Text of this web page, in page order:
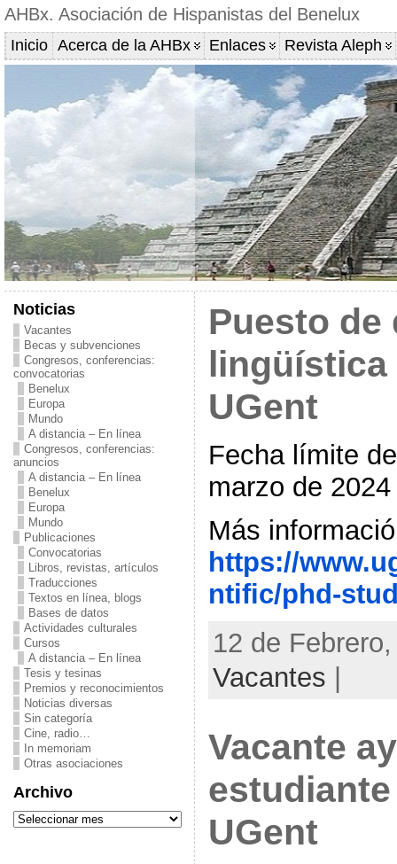
AHBx. Asociación de Hispanistas del Benelux
Inicio Acerca de la AHBx Enlaces Revista Aleph
Noticias
Vacantes
Becas y subvenciones
Congresos, conferencias:
convocatorias
Benelux
Europa
Mundo
A distancia – En línea
Congresos, conferencias:
anuncios
A distancia – En línea
Benelux
Europa
Mundo
Publicaciones
Convocatorias
Libros, revistas, artículos
Traducciones
Textos en línea, blogs
Bases de datos
Actividades culturales
Cursos
A distancia – En línea
Tesis y tesinas
Premios y reconocimientos
Noticias diversas
Sin categoría
Cine, radio…
In memoriam
Otras asociaciones
Archivo
Puesto de
lingüística
UGent
Fecha límite
marzo de 2024
Más
https://
ntific/phd-
12 de
Vacantes
Vacante
UGent